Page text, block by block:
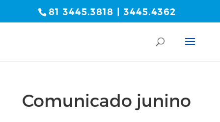
81 3445.3818 | 3445.4362
Comunicado junino